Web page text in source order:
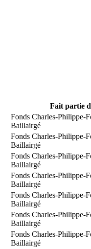
Fait partie
Fonds Charles-Philippe-
Baillairgé
Fonds Charles-Philippe-
Baillairgé
Fonds Charles-Philippe-
Baillairgé
Fonds Charles-Philippe-
Baillairgé
Fonds Charles-Philippe-
Baillairgé
Fonds Charles-Philippe-
Baillairgé
Fonds Charles-Philippe-
Baillairgé